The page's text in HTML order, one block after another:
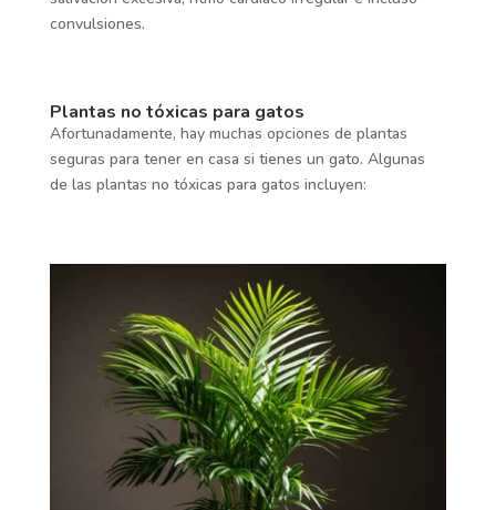
convulsiones.
Plantas no tóxicas para gatos
Afortunadamente, hay muchas opciones de plantas
seguras para tener en casa si tienes un gato. Algunas
de las plantas no tóxicas para gatos incluyen: